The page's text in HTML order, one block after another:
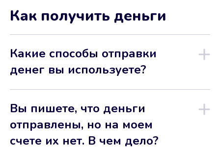
Как получить деньги
Какие способы отправки
денег вы используете?
Вы пишете, что деньги
отправлены, но на моем
счете их нет. В чем дело?